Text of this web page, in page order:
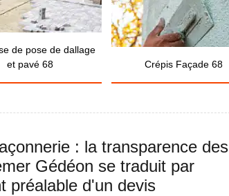
de pose de dallage
et pavé 68
Crépis Façade 68
: la transparence des
Gédéon se traduit par
préalable d'un devis